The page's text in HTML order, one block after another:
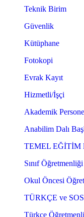
Teknik Birim
Güvenlik
Kütüphane
Fotokopi
Evrak Kayıt
Hizmetli/İşçi
Akademik
Anabilim Dalı
TEMEL EĞİTİM
Sınıf
Okul Öncesi
TÜRKÇE ve
Türkçe